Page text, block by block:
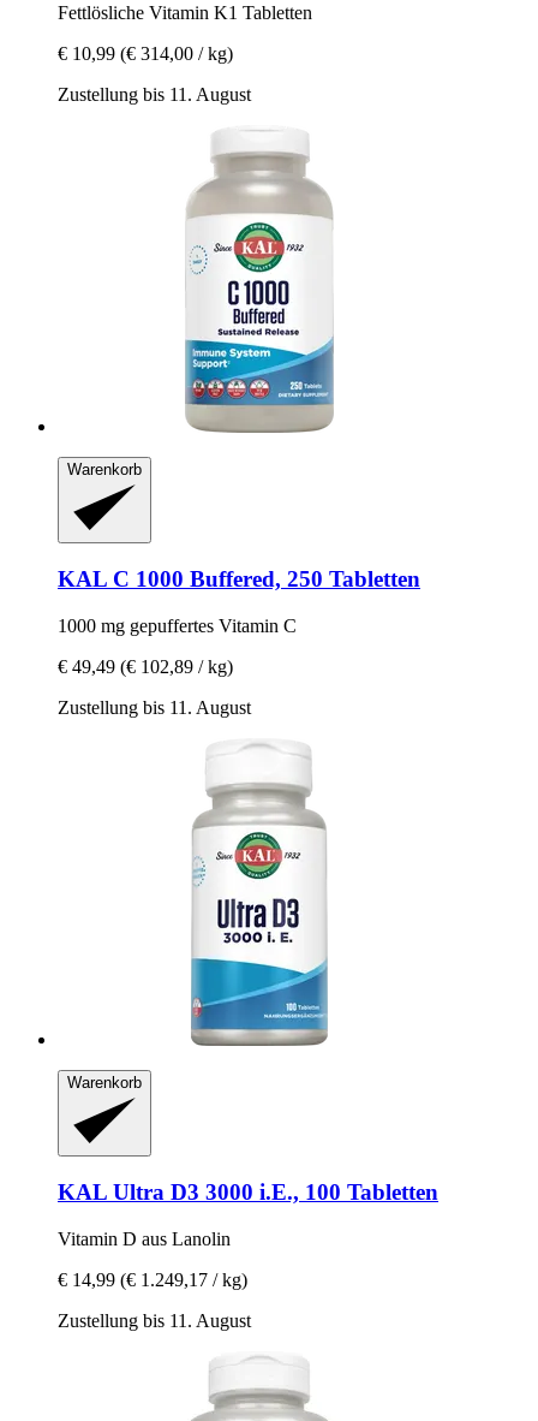
Fettlösliche Vitamin K1 Tabletten
€ 10,99 (€ 314,00 / kg)
Zustellung bis 11. August
Warenkorb
KAL C 1000 Buffered, 250 Tabletten
1000 mg gepuffertes Vitamin C
€ 49,49 (€ 102,89 / kg)
Zustellung bis 11. August
Warenkorb
KAL Ultra D3 3000 i.E., 100 Tabletten
Vitamin D aus Lanolin
€ 14,99 (€ 1.249,17 / kg)
Zustellung bis 11. August